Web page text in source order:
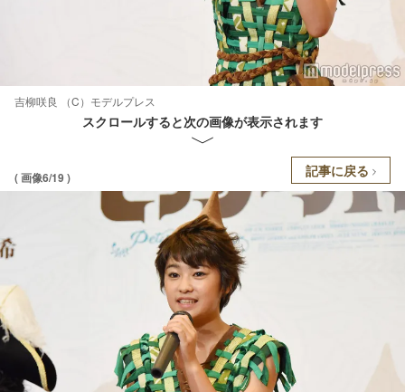
吉柳咲良 （C）モデルプレス
スクロールすると次の画像が表示されます
( 画像6/19 ) 記事に戻る